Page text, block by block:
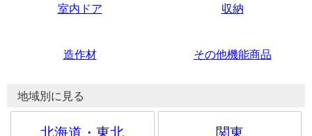
室内ドア 収納
造作材 その他機能商品
地域別に見る
北海道・東北 関東